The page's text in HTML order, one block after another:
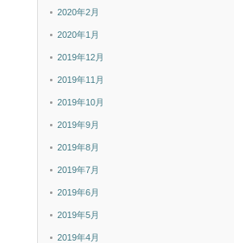
2020年2月
2020年1月
2019年12月
2019年11月
2019年10月
2019年9月
2019年8月
2019年7月
2019年6月
2019年5月
2019年4月